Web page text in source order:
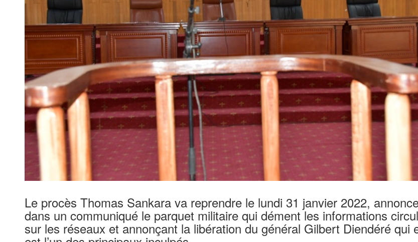
Le procès Thomas Sankara va reprendre le lundi 31 janvier 2022,
dans un communiqué le parquet militaire qui dément les informations
sur les réseaux et annonçant la libération du général Gilbert Diendéré qui